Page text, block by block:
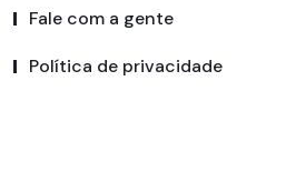
Fale com a gente
Política de privacidade